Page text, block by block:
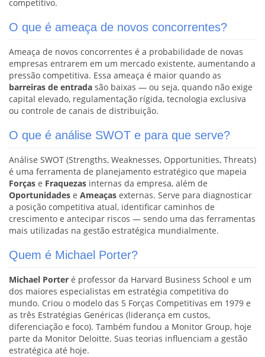
competitivo.
O que é ameaça de novos concorrentes?
Ameaça de novos concorrentes é a probabilidade de novas
empresas entrarem em um mercado existente, aumentando a
pressão competitiva. Essa ameaça é maior quando as
barreiras de entrada são baixas — ou seja, quando não exige
capital elevado, regulamentação rígida, tecnologia exclusiva
ou controle de canais de distribuição.
O que é análise SWOT e para que serve?
Análise SWOT (Strengths, Weaknesses, Opportunities, Threats)
é uma ferramenta de planejamento estratégico que mapeia
Forças e Fraquezas internas da empresa, além de
Oportunidades e Ameaças externas. Serve para diagnosticar
a posição competitiva atual, identificar caminhos de
crescimento e antecipar riscos — sendo uma das ferramentas
mais utilizadas na gestão estratégica mundialmente.
Quem é Michael Porter?
Michael Porter é professor da Harvard Business School e um
dos maiores especialistas em estratégia competitiva do
mundo. Criou o modelo das 5 Forças Competitivas em 1979 e
as três Estratégias Genéricas (liderança em custos,
diferenciação e foco). Também fundou a Monitor Group, hoje
parte da Monitor Deloitte. Suas teorias influenciam a gestão
estratégica até hoje.